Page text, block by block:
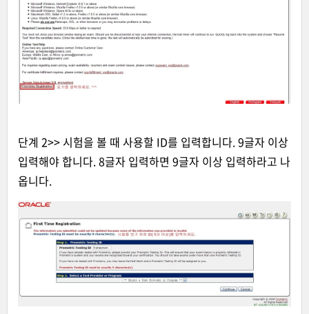
단계 2>> 시험을 볼 때 사용할 ID를 입력합니다. 9글자 이상
입력해야 합니다. 8글자 입력하면 9글자 이상 입력하라고 나
옵니다.